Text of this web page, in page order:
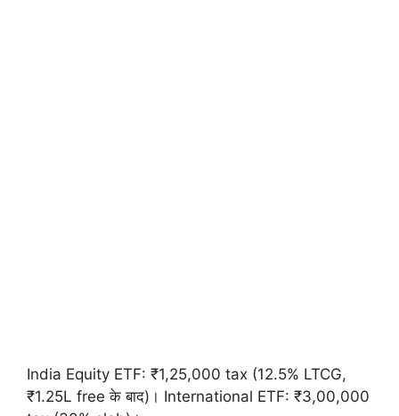
India Equity ETF: ₹1,25,000 tax (12.5% LTCG,
₹1.25L free के बाद)। International ETF: ₹3,00,000